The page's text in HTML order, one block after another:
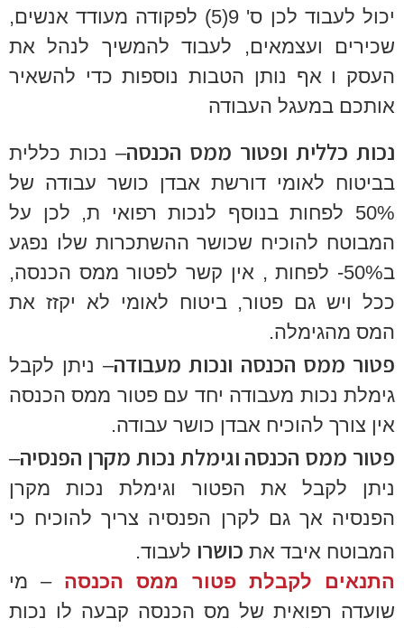
יכול לעבוד לכן ס' 9(5) לפקודה מעודד אנשים,
שכירים ועצמאים, לעבוד להמשיך לנהל את
העסק ו אף נותן הטבות נוספות כדי להשאיר
אותכם במעגל העבודה
נכות כללית ופטור ממס הכנסה– נכות כללית
בביטוח לאומי דורשת אבדן כושר עבודה של
50% לפחות בנוסף לנכות רפואי ת, לכן על
המבוטח להוכיח שכושר ההשתכרות שלו נפגע
ב50%- לפחות , אין קשר לפטור ממס הכנסה,
ככל ויש גם פטור, ביטוח לאומי לא יקזז את
המס מהגימלה.
פטור ממס הכנסה ונכות מעבודה– ניתן לקבל
גימלת נכות מעבודה יחד עם פטור ממס הכנסה
אין צורך להוכיח אבדן כושר עבודה.
פטור ממס הכנסה וגימלת נכות מקרן הפנסיה–
ניתן לקבל את הפטור וגימלת נכות מקרן
הפנסיה אך גם לקרן הפנסיה צריך להוכיח כי
המבוטח איבד את כושרו לעבוד.
התנאים לקבלת פטור ממס הכנסה – מי
שועדה רפואית של מס הכנסה קבעה לו נכות